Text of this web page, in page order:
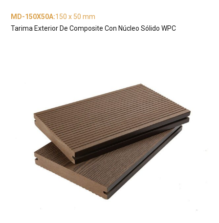
MD-150X50A:150 x 50 mm
Tarima Exterior De Composite Con Núcleo Sólido WPC